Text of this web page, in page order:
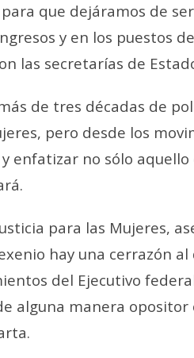
que dejáramos de
y en los puestos
las secretarías de
de tres décadas de
pero desde los
enfatizar no sólo aquello
.
para las Mujeres,
hay una cerrazón al
del Ejecutivo
alguna manera opositor